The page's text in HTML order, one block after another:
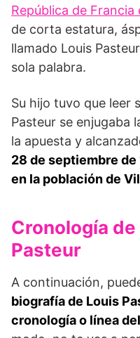
República de Francia
de corta estatura,
llamado Louis
sola palabra.
Su hijo tuvo que leer
Pasteur se enjugaba
la apuesta y
28 de septiembre
en la población de
Cronología
Pasteur
A continuación,
biografía de Louis
cronología o línea